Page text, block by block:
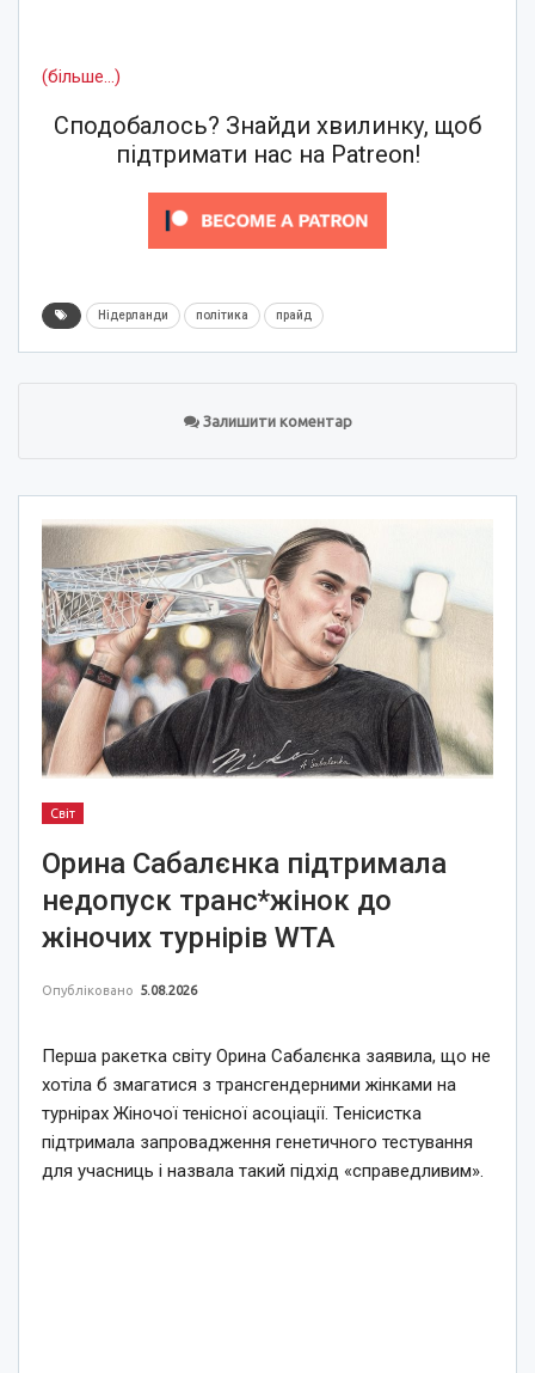
(більше…)
Сподобалось? Знайди хвилинку, щоб
підтримати нас на Patreon!
Нідерланди політика прайд
Залишити коментар
Світ
Орина Сабалєнка підтримала
недопуск транс*жінок до
жіночих турнірів WTA
Опубліковано 5.08.2026
Перша ракетка світу Орина Сабалєнка заявила, що не
хотіла б змагатися з трансгендерними жінками на
турнірах Жіночої тенісної асоціації. Тенісистка
підтримала запровадження генетичного тестування
для учасниць і назвала такий підхід «справедливим».